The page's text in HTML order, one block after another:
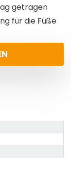
getragen
für die Füße